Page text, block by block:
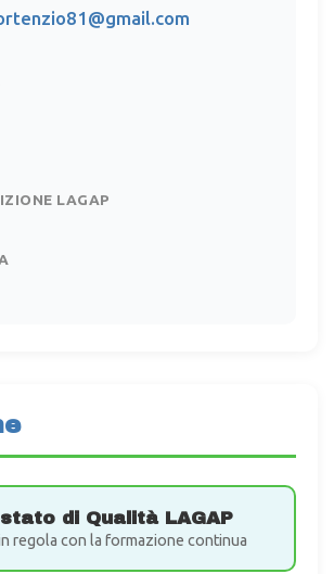
LAGAP
di Qualità LAGAP
regola con la formazione continua